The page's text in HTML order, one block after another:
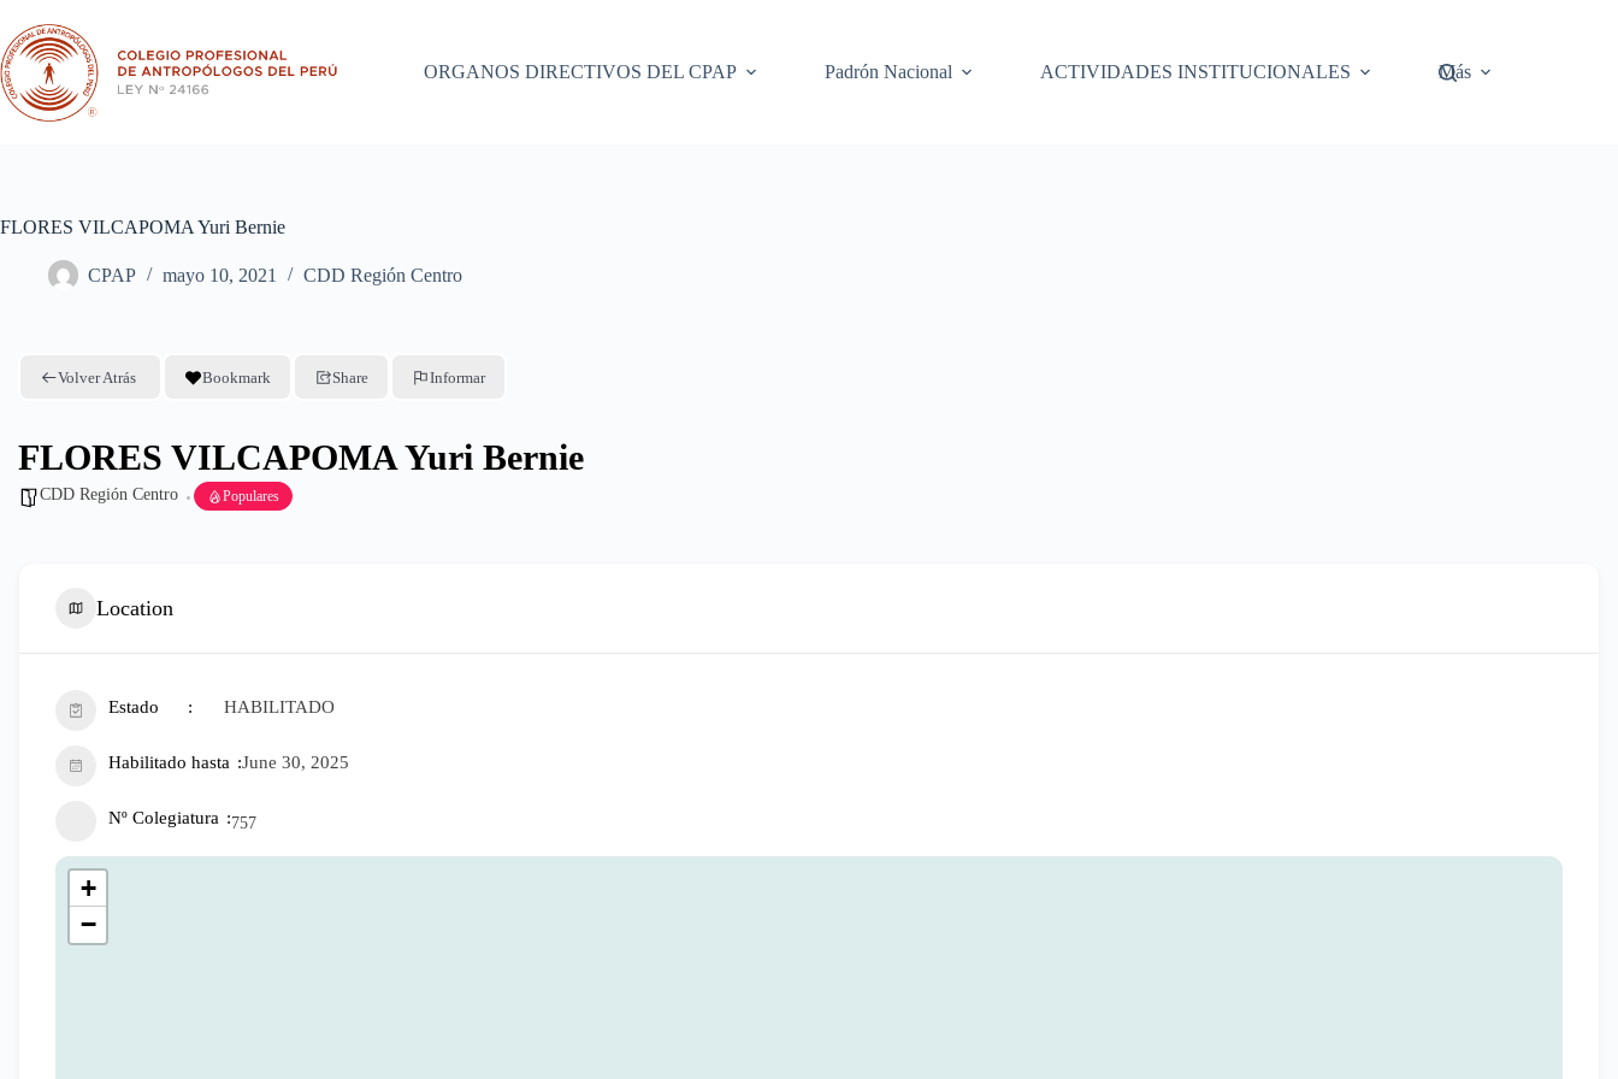
contenido
ORGANOS DIRECTIVOS DEL CPAP
Padrón Nacional ACTIVIDADES INSTITUCIONALES Más
FLORES VILCAPOMA Yuri Bernie
CPAP mayo 10, 2021 CDD Región Centro
Volver Atrás Bookmark Share Informar
FLORES VILCAPOMA Yuri Bernie
CDD Región Centro Populares
Location
Estado HABILITADO
Habilitado hasta June 30, 2025
Nº Colegiatura 757
+
−